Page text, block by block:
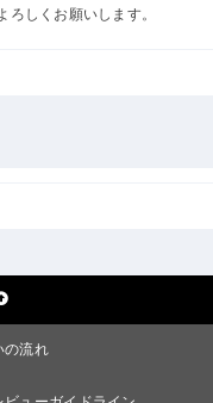
しくお願いします。
の流れ